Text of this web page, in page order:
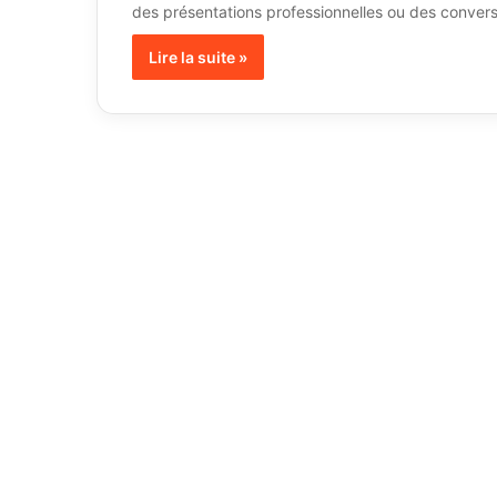
des présentations professionnelles ou des
Lire la suite »